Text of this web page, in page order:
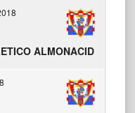
ALMONACID